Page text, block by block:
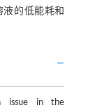
液的低能耗和
issue in the